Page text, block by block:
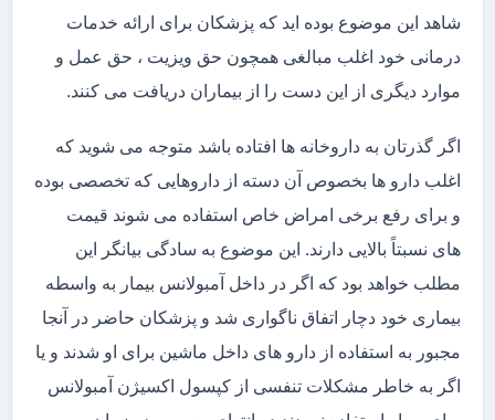
شاهد این موضوع بوده اید که پزشکان برای ارائه خدمات
درمانی خود اغلب مبالغی همچون حق ویزیت ، حق عمل و
موارد دیگری از این دست را از بیماران دریافت می کنند.
اگر گذرتان به داروخانه ها افتاده باشد متوجه می شوید که
اغلب دارو ها بخصوص آن دسته از داروهایی که تخصصی بوده
و برای رفع برخی امراض خاص استفاده می شوند قیمت
های نسبتاً بالایی دارند. این موضوع به سادگی بیانگر این
مطلب خواهد بود که اگر در داخل آمبولانس بیمار به واسطه
بیماری خود دچار اتفاق ناگواری شد و پزشکان حاضر در آنجا
مجبور به استفاده از دارو های داخل ماشین برای او شدند و یا
اگر به خاطر مشکلات تنفسی از کپسول اکسیژن آمبولانس